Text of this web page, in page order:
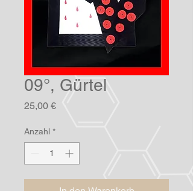
09°, Gürtel
25,00 €Preis
Anzahl *